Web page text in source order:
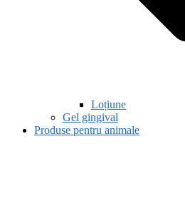
Loțiune
Gel gingival
Produse pentru animale